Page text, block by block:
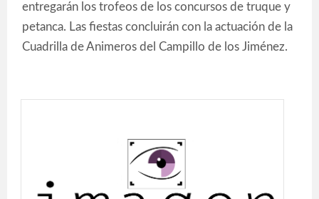
entregarán los trofeos de los concursos de truque y
petanca. Las fiestas concluirán con la actuación de la
Cuadrilla de Animeros del Campillo de los Jiménez.